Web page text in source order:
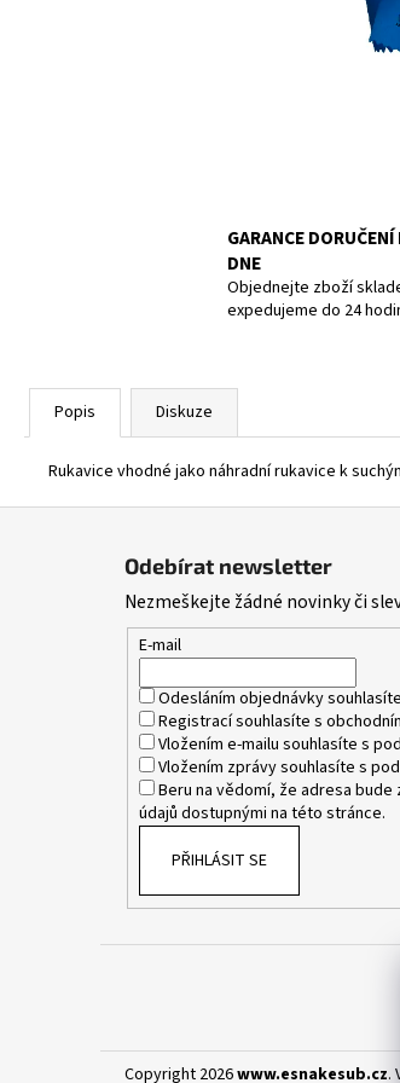
GARANCE
DNE
Objednejte zboží
expedujeme do 24
Popis Diskuze
Rukavice vhodné jako náhradní rukavice k
Odebírat newsletter
Nezmeškejte žádné novinky či
E-mail
Odesláním objednávky
Registrací souhlasíte s
Vložením e-mailu souhlasíte s
Vložením zprávy souhlasíte s
Beru na vědomí, že adresa
údajů dostupnými na této stránce.
PŘIHLÁSIT SE
Copyright 2026www.esnakesub.cz.